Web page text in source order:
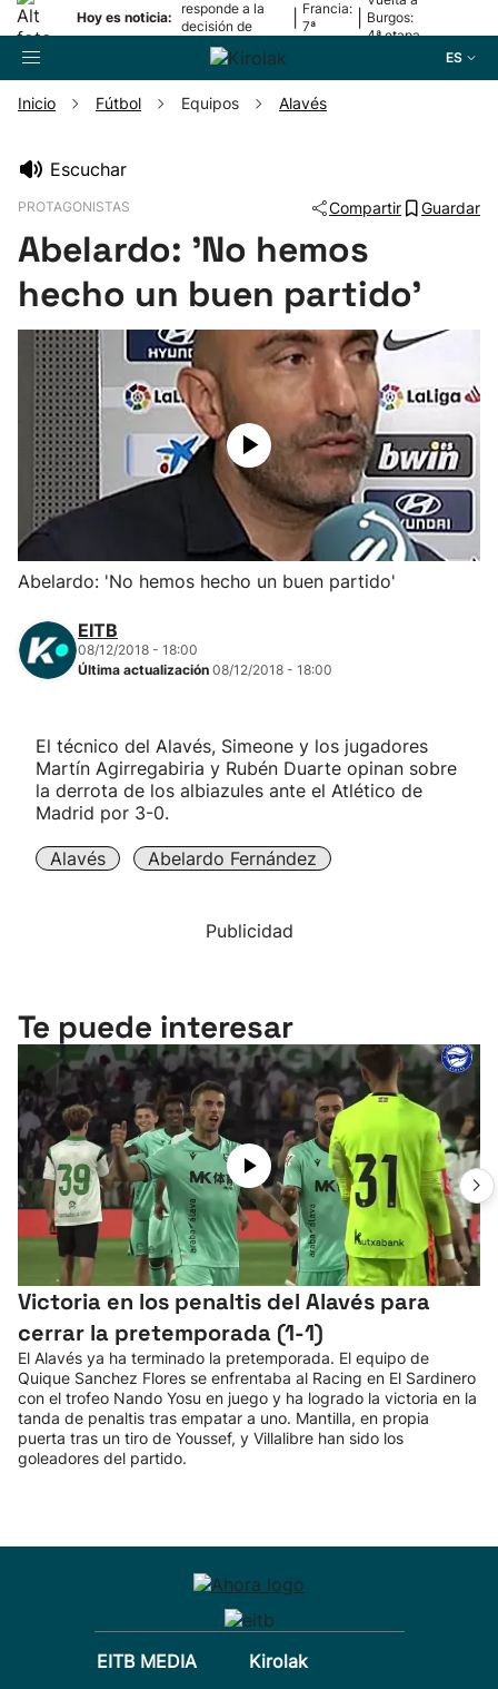
Hoy es noticia:
responde a la
decisión de
Oriamendi
Francia:
7ª
Burgos:
4ª etapa
ES
Pelota
Remo
Baloncesto
Ciclismo
Herri-kirolak
Balonmano
Kirolak 360
Carreras de montaña
Inicio Fútbol Equipos Alavés
Escuchar
PROTAGONISTAS Compartir Guardar
Abelardo: 'No hemos
hecho un buen partido'
Abelardo: 'No hemos hecho un buen partido'
EITB
08/12/2018 - 18:00
Última actualización 08/12/2018 - 18:00
El técnico del Alavés, Simeone y los jugadores
Martín Agirregabiria y Rubén Duarte opinan sobre
la derrota de los albiazules ante el Atlético de
Madrid por 3-0.
Alavés Abelardo Fernández
Publicidad
Te puede interesar
Victoria en los penaltis del Alavés para
cerrar la pretemporada (1-1)
El Alavés ya ha terminado la pretemporada. El equipo de
Quique Sanchez Flores se enfrentaba al Racing en El Sardinero
con el trofeo Nando Yosu en juego y ha logrado la victoria en la
tanda de penaltis tras empatar a uno. Mantilla, en propia
puerta tras un tiro de Youssef, y Villalibre han sido los
goleadores del partido.
EITB MEDIA
Kirolak